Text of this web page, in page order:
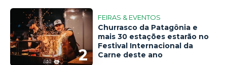
2
FEIRAS & EVENTOS
Churrasco da Patagônia e
mais 30 estações estarão no
Festival Internacional da
Carne deste ano